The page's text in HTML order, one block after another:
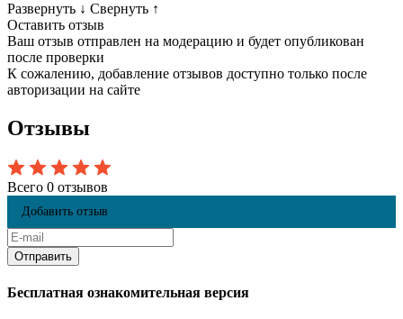
Развернуть ↓ Свернуть ↑
Оставить отзыв
Ваш отзыв отправлен на модерацию и будет опубликован
после проверки
К сожалению, добавление отзывов доступно только после
авторизации на сайте
Отзывы
Всего 0 отзывов
Добавить отзыв
Бесплатная ознакомительная версия